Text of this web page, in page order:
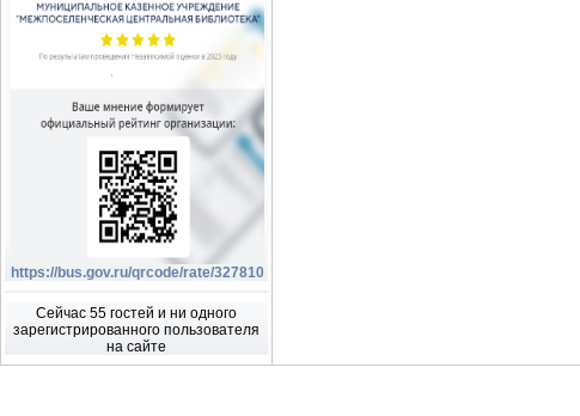
https://bus.gov.ru/qrcode/rate/327810
Сейчас 55 гостей и ни одного
зарегистрированного пользователя
на сайте